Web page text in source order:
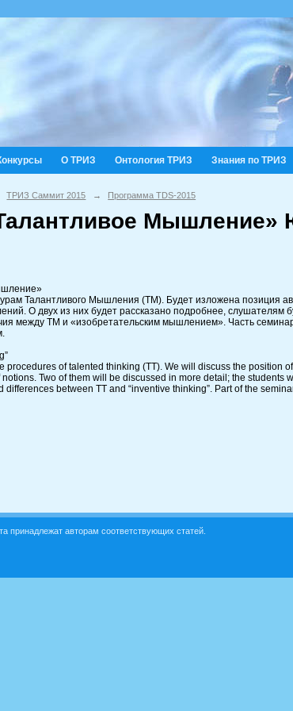
О ТРИЗ Онтология ТРИЗ Знания по ТРИЗ
ТРИЗ Саммит 2015 → Программа TDS-2015
Мышление»
Талантливого Мышления (ТМ). Будет изложена позиция
О двух из них будет рассказано подробнее,
между ТМ и «изобретательским мышлением». Часть
procedures of talented thinking (TT). We will discuss the position
Two of them will be discussed in more detail; the
differences between TT and “inventive thinking”. Part of the
авторам соответствующих статей.